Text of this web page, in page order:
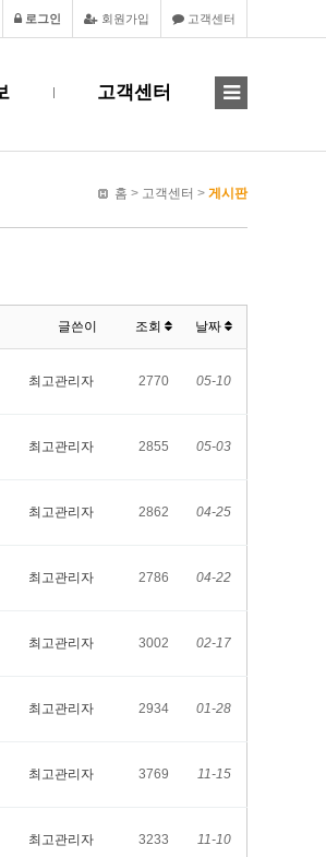
고객센터
회원가입
로그인
고객센터
홈 > 고객센터 > 게시판
글쓴이 조회 날짜
최고관리자 2770 05-10
최고관리자 2855 05-03
최고관리자 2862 04-25
최고관리자 2786 04-22
최고관리자 3002 02-17
최고관리자 2934 01-28
최고관리자 3769 11-15
최고관리자 3233 11-10